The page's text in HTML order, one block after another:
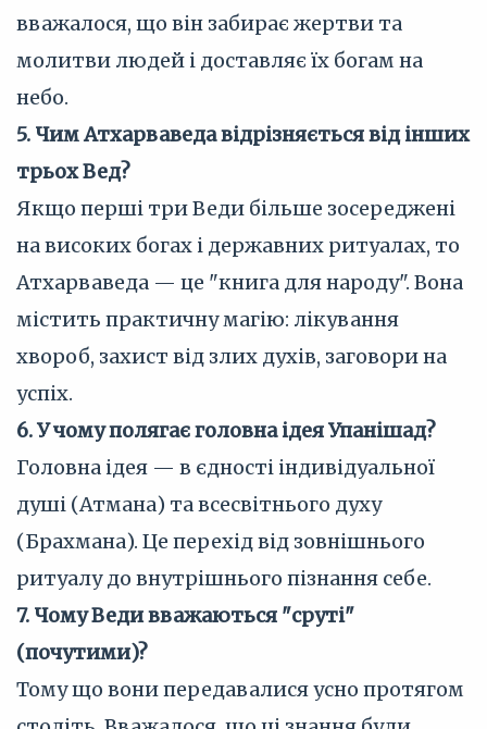
вважалося, що він забирає жертви та
молитви людей і доставляє їх богам на
небо.
5. Чим Атхарваведа відрізняється від інших
трьох Вед?
Якщо перші три Веди більше зосереджені
на високих богах і державних ритуалах, то
Атхарваведа — це "книга для народу". Вона
містить практичну магію: лікування
хвороб, захист від злих духів, заговори на
успіх.
6. У чому полягає головна ідея Упанішад?
Головна ідея — в єдності індивідуальної
душі (Атмана) та всесвітнього духу
(Брахмана). Це перехід від зовнішнього
ритуалу до внутрішнього пізнання себе.
7. Чому Веди вважаються "сруті"
(почутими)?
Тому що вони передавалися усно протягом